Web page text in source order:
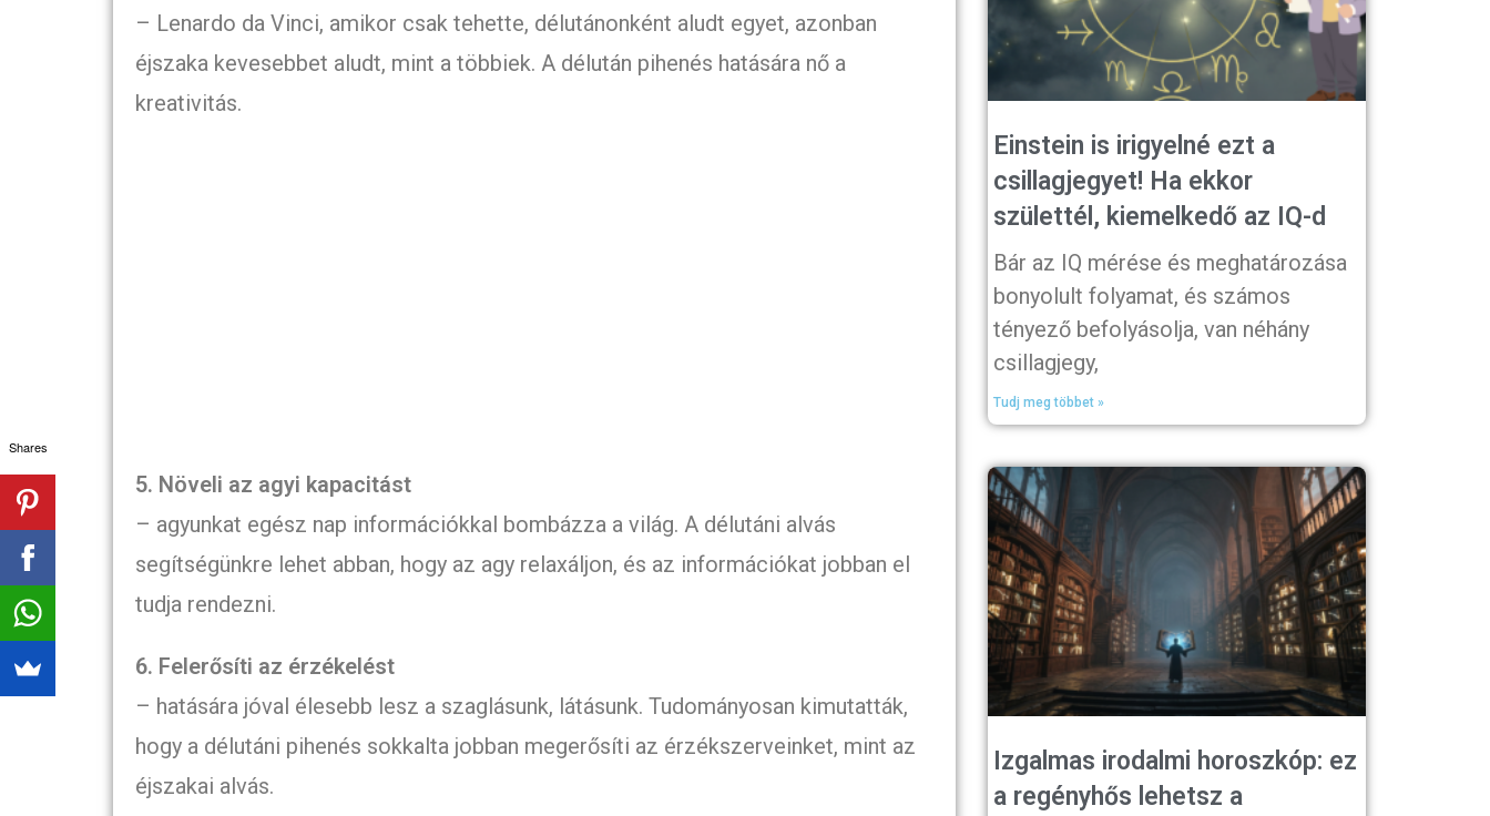
– Lenardo da Vinci, amikor csak tehette, délutánonként aludt egyet, azonban
éjszaka kevesebbet aludt, mint a többiek. A délután pihenés hatására nő a
kreativitás.
5. Növeli az agyi kapacitást
– agyunkat egész nap információkkal bombázza a világ. A délutáni alvás
segítségünkre lehet abban, hogy az agy relaxáljon, és az információkat jobban el
tudja rendezni.
6. Felerősíti az érzékelést
– hatására jóval élesebb lesz a szaglásunk, látásunk. Tudományosan kimutatták,
hogy a délutáni pihenés sokkalta jobban megerősíti az érzékszerveinket, mint az
éjszakai alvás.
Einstein is irigyelné ezt a
csillagjegyet! Ha ekkor
születtél, kiemelkedő az IQ-d
Bár az IQ mérése és meghatározása
bonyolult folyamat, és számos
tényező befolyásolja, van néhány
csillagjegy,
Tudj meg többet »
Izgalmas irodalmi horoszkóp: ez
a regényhős lehetsz a
Shares